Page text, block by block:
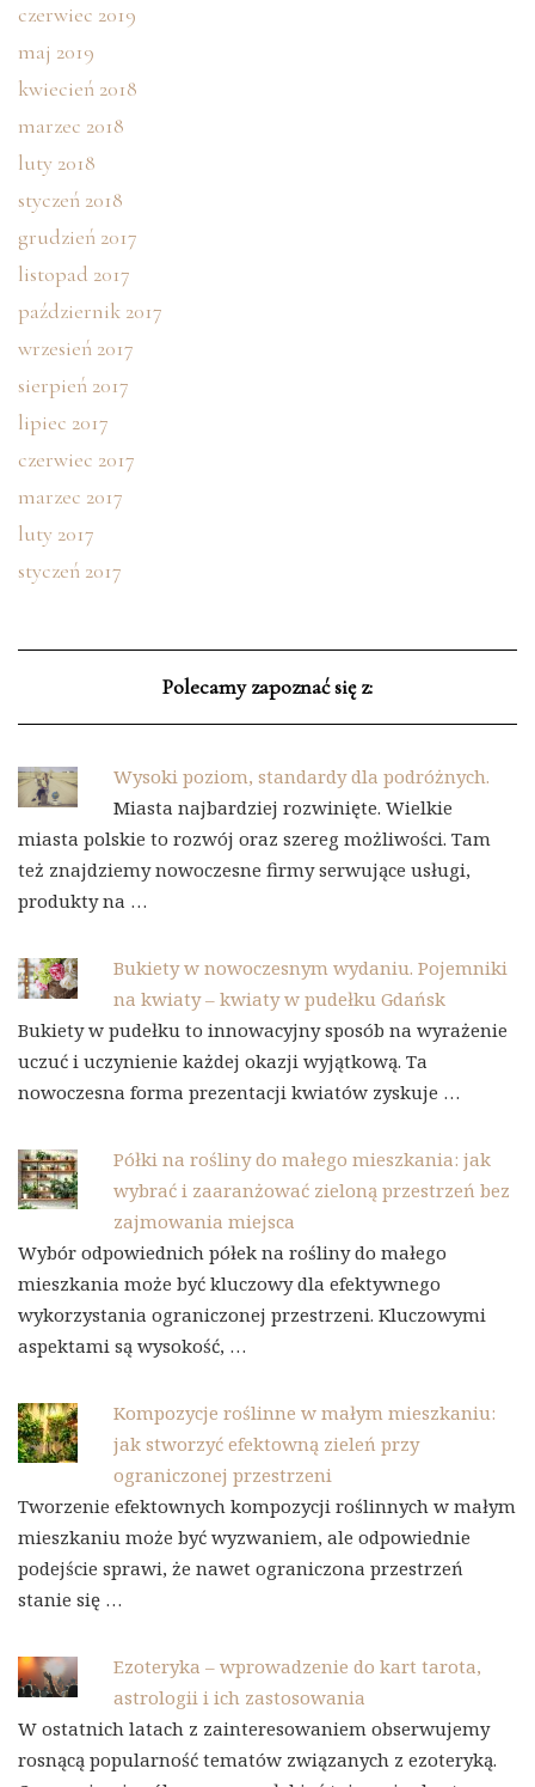
czerwiec 2019
maj 2019
kwiecień 2018
marzec 2018
luty 2018
styczeń 2018
grudzień 2017
listopad 2017
październik 2017
wrzesień 2017
sierpień 2017
lipiec 2017
czerwiec 2017
marzec 2017
luty 2017
styczeń 2017
Polecamy zapoznać się z:
Wysoki poziom, standardy dla podróżnych.
Miasta najbardziej rozwinięte. Wielkie
miasta polskie to rozwój oraz szereg możliwości. Tam
też znajdziemy nowoczesne firmy serwujące usługi,
produkty na …
Bukiety w nowoczesnym wydaniu. Pojemniki
na kwiaty – kwiaty w pudełku Gdańsk
Bukiety w pudełku to innowacyjny sposób na wyrażenie
uczuć i uczynienie każdej okazji wyjątkową. Ta
nowoczesna forma prezentacji kwiatów zyskuje …
Półki na rośliny do małego mieszkania: jak
wybrać i zaaranżować zieloną przestrzeń bez
zajmowania miejsca
Wybór odpowiednich półek na rośliny do małego
mieszkania może być kluczowy dla efektywnego
wykorzystania ograniczonej przestrzeni. Kluczowymi
aspektami są wysokość, …
Kompozycje roślinne w małym mieszkaniu:
jak stworzyć efektowną zieleń przy
ograniczonej przestrzeni
Tworzenie efektownych kompozycji roślinnych w małym
mieszkaniu może być wyzwaniem, ale odpowiednie
podejście sprawi, że nawet ograniczona przestrzeń
stanie się …
Ezoteryka – wprowadzenie do kart tarota,
astrologii i ich zastosowania
W ostatnich latach z zainteresowaniem obserwujemy
rosnącą popularność tematów związanych z ezoteryką.